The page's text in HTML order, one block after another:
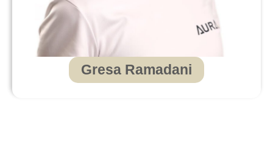
Gresa Ramadani